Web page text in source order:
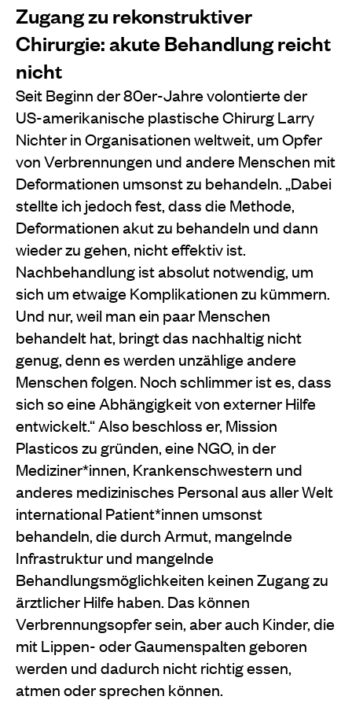
Zugang zu rekonstruktiver
Chirurgie: akute Behandlung reicht
nicht
Seit Beginn der 80er-Jahre volontierte der
US-amerikanische plastische Chirurg Larry
Nichter in Organisationen weltweit, um Opfer
von Verbrennungen und andere Menschen mit
Deformationen umsonst zu behandeln. „Dabei
stellte ich jedoch fest, dass die Methode,
Deformationen akut zu behandeln und dann
wieder zu gehen, nicht effektiv ist.
Nachbehandlung ist absolut notwendig, um
sich um etwaige Komplikationen zu kümmern.
Und nur, weil man ein paar Menschen
behandelt hat, bringt das nachhaltig nicht
genug, denn es werden unzählige andere
Menschen folgen. Noch schlimmer ist es, dass
sich so eine Abhängigkeit von externer Hilfe
entwickelt.“ Also beschloss er, Mission
Plasticos zu gründen, eine NGO, in der
Mediziner*innen, Krankenschwestern und
anderes medizinisches Personal aus aller Welt
international Patient*innen umsonst
behandeln, die durch Armut, mangelnde
Infrastruktur und mangelnde
Behandlungsmöglichkeiten keinen Zugang zu
ärztlicher Hilfe haben. Das können
Verbrennungsopfer sein, aber auch Kinder, die
mit Lippen- oder Gaumenspalten geboren
werden und dadurch nicht richtig essen,
atmen oder sprechen können.